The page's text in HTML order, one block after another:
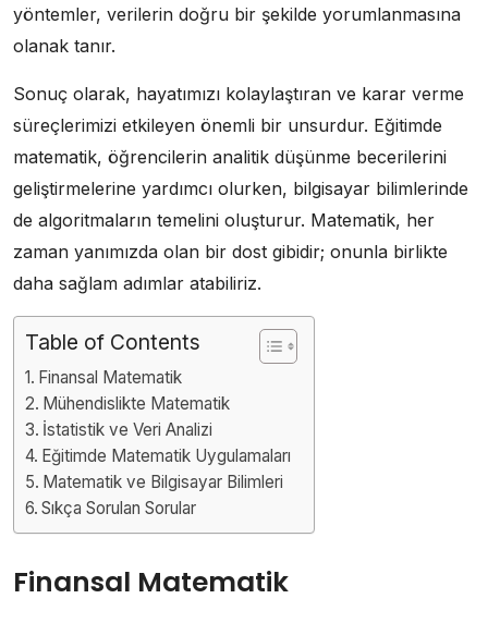
yöntemler, verilerin doğru bir şekilde yorumlanmasına
olanak tanır.
Sonuç olarak, hayatımızı kolaylaştıran ve karar verme
süreçlerimizi etkileyen önemli bir unsurdur. Eğitimde
matematik, öğrencilerin analitik düşünme becerilerini
geliştirmelerine yardımcı olurken, bilgisayar bilimlerinde
de algoritmaların temelini oluşturur. Matematik, her
zaman yanımızda olan bir dost gibidir; onunla birlikte
daha sağlam adımlar atabiliriz.
Table of Contents
Finansal Matematik
Mühendislikte Matematik
İstatistik ve Veri Analizi
Eğitimde Matematik Uygulamaları
Matematik ve Bilgisayar Bilimleri
Sıkça Sorulan Sorular
Finansal Matematik